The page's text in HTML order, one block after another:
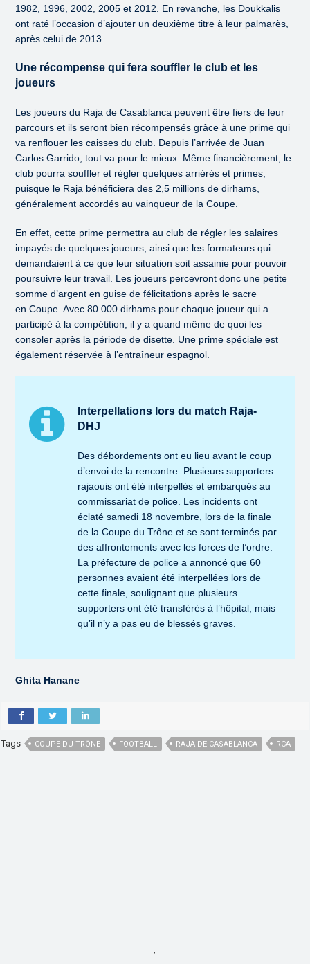
1982, 1996, 2002, 2005 et 2012. En revanche, les Doukkalis
ont raté l’occasion d’ajouter un deuxième titre à leur palmarès,
après celui de 2013.
Une récompense qui fera souffler le club et les
joueurs
Les joueurs du Raja de Casablanca peuvent être fiers de leur
parcours et ils seront bien récompensés grâce à une prime qui
va renflouer les caisses du club. Depuis l’arrivée de Juan
Carlos Garrido, tout va pour le mieux. Même financièrement, le
club pourra souffler et régler quelques arriérés et primes,
puisque le Raja bénéficiera des 2,5 millions de dirhams,
généralement accordés au vainqueur de la Coupe.
En effet, cette prime permettra au club de régler les salaires
impayés de quelques joueurs, ainsi que les formateurs qui
demandaient à ce que leur situation soit assainie pour pouvoir
poursuivre leur travail. Les joueurs percevront donc une petite
somme d’argent en guise de félicitations après le sacre
en Coupe. Avec 80.000 dirhams pour chaque joueur qui a
participé à la compétition, il y a quand même de quoi les
consoler après la période de disette. Une prime spéciale est
également réservée à l’entraîneur espagnol.
Interpellations lors du match Raja-
DHJ
Des débordements ont eu lieu avant le coup
d’envoi de la rencontre. Plusieurs supporters
rajaouis ont été interpellés et embarqués au
commissariat de police. Les incidents ont
éclaté samedi 18 novembre, lors de la finale
de la Coupe du Trône et se sont terminés par
des affrontements avec les forces de l’ordre.
La préfecture de police a annoncé que 60
personnes avaient été interpellées lors de
cette finale, soulignant que plusieurs
supporters ont été transférés à l’hôpital, mais
qu’il n’y a pas eu de blessés graves.
Ghita Hanane
Tags COUPE DU TRÔNE FOOTBALL RAJA DE CASABLANCA RCA
,